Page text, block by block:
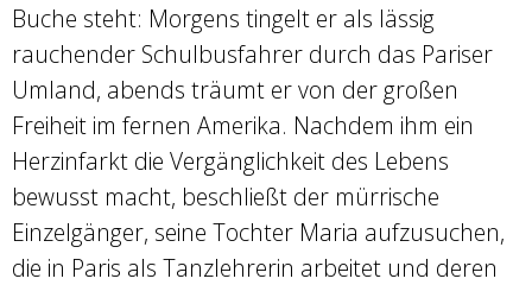
Buche steht: Morgens tingelt er als lässig
rauchender Schulbusfahrer durch das Pariser
Umland, abends träumt er von der großen
Freiheit im fernen Amerika. Nachdem ihm ein
Herzinfarkt die Vergänglichkeit des Lebens
bewusst macht, beschließt der mürrische
Einzelgänger, seine Tochter Maria aufzusuchen,
die in Paris als Tanzlehrerin arbeitet und deren